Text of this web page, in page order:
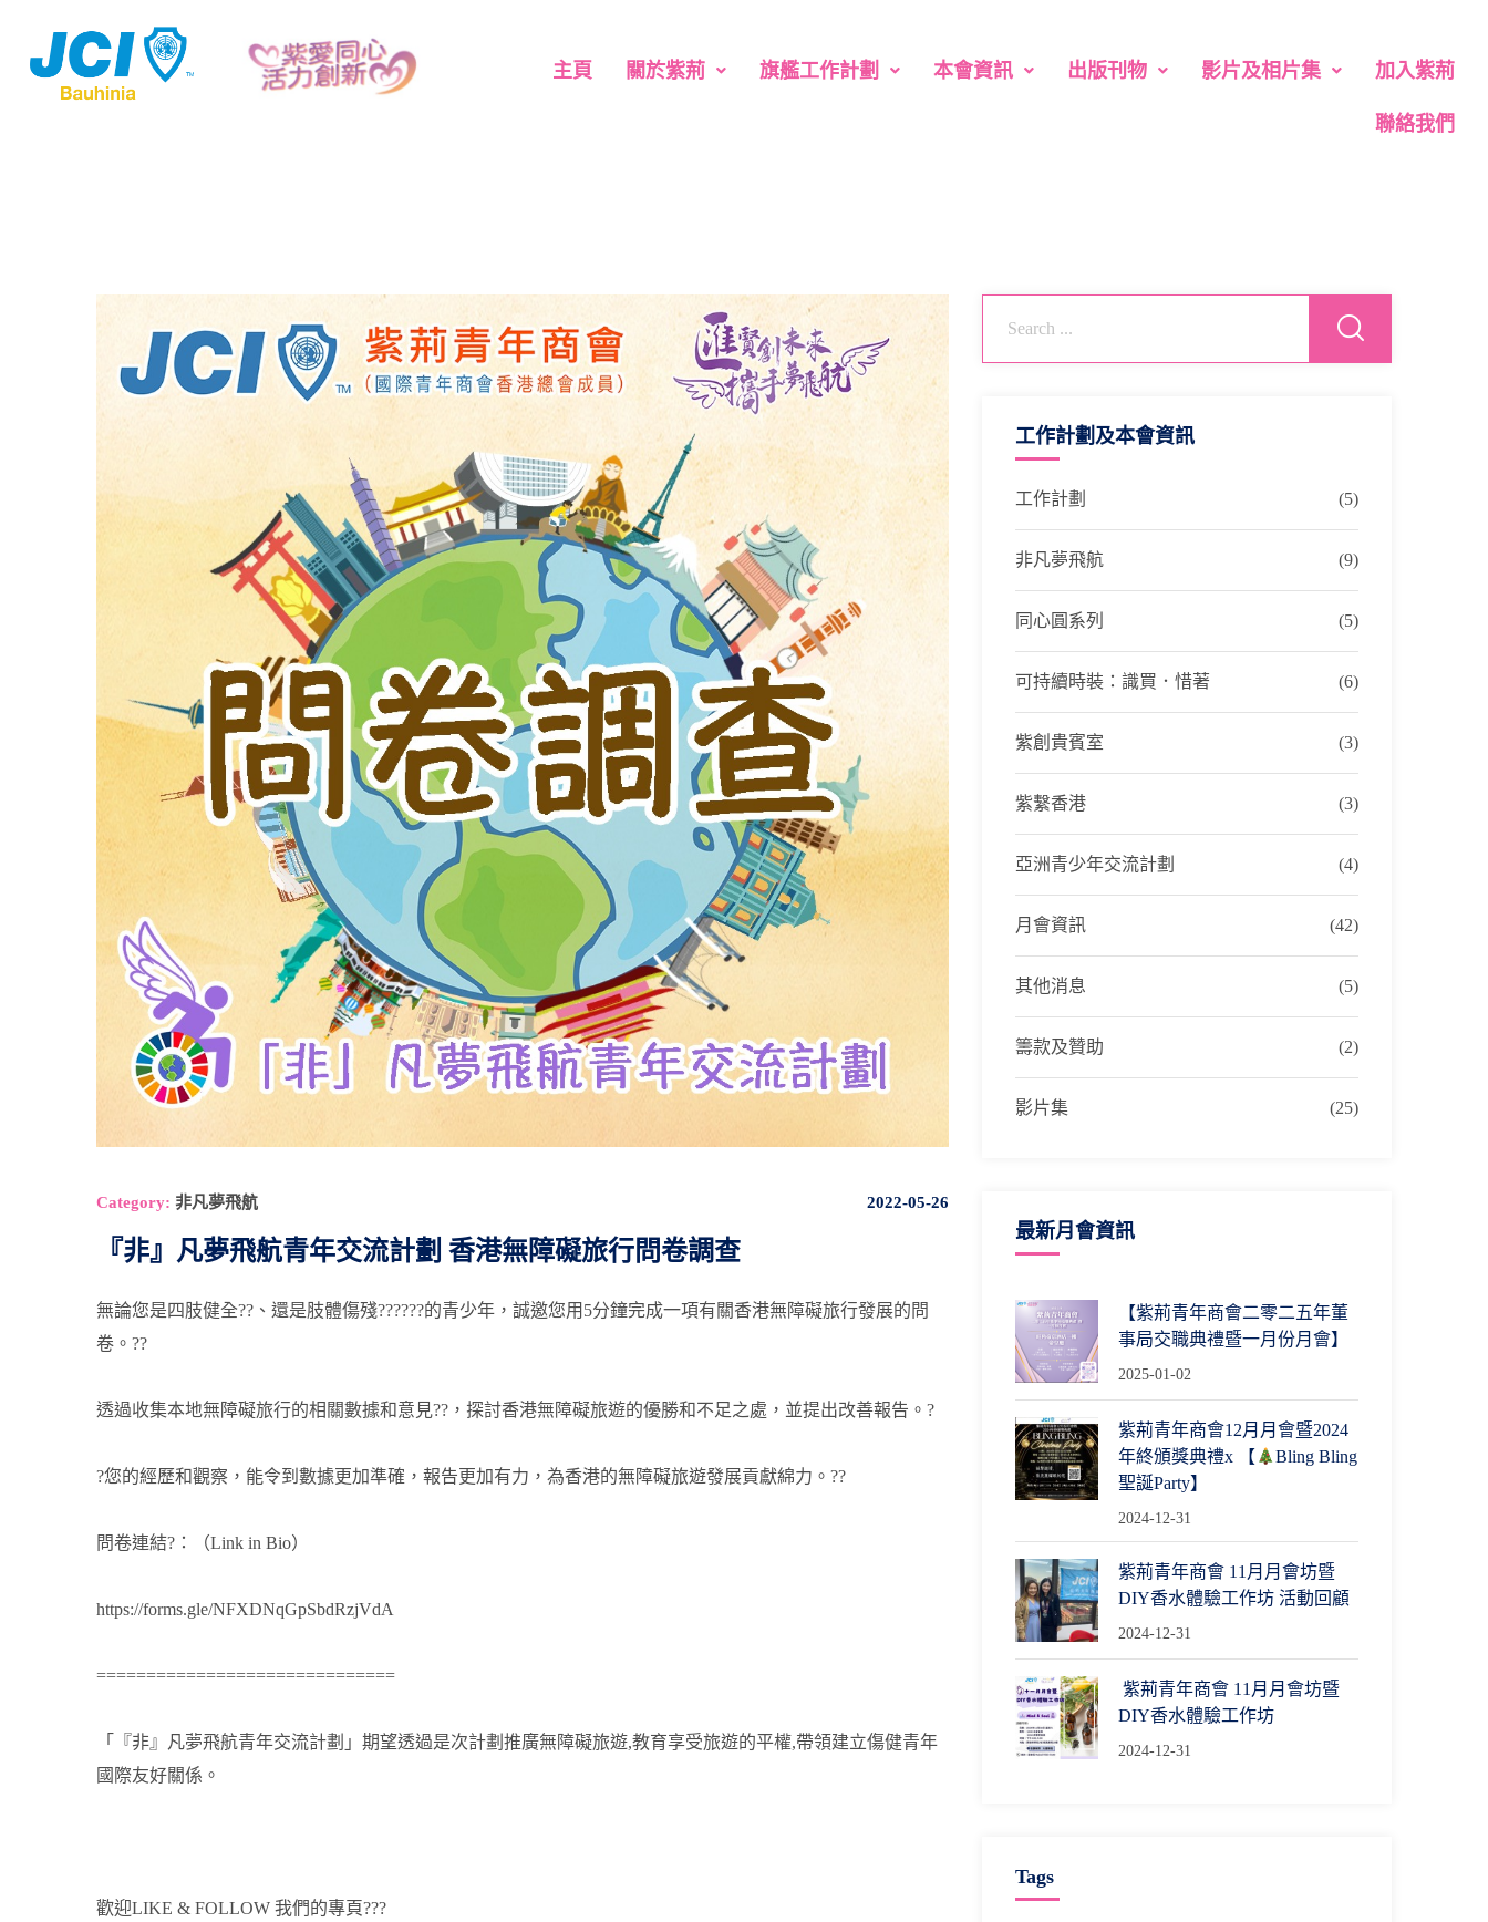
主頁 關於紫荊 旗艦工作計劃 本會資訊 出版刊物 影片及相片集 加入紫荊
聯絡我們
Category: 非凡夢飛航 2022-05-26
『非』凡夢飛航青年交流計劃 香港無障礙旅行問卷調查
無論您是四肢健全??、還是肢體傷殘??‍???‍?的青少年，誠邀您用5分鐘完成一項有關香港無障礙旅行發展的問
卷。??
透過收集本地無障礙旅行的相關數據和意見??，探討香港無障礙旅遊的優勝和不足之處，並提出改善報告。?
?您的經歷和觀察，能令到數據更加準確，報告更加有力，為香港的無障礙旅遊發展貢獻綿力。??
問卷連結?：（Link in Bio）
https://forms.gle/NFXDNqGpSbdRzjVdA
==============================
「『非』凡夢飛航青年交流計劃」期望透過是次計劃推廣無障礙旅遊,教育享受旅遊的平權,帶領建立傷健青年
國際友好關係。
歡迎LIKE & FOLLOW 我們的專頁???
工作計劃及本會資訊
工作計劃 (5)
非凡夢飛航 (9)
同心圓系列 (5)
可持續時裝：識買．惜著 (6)
紫創貴賓室 (3)
紫繫香港 (3)
亞洲青少年交流計劃 (4)
月會資訊 (42)
其他消息 (5)
籌款及贊助 (2)
影片集 (25)
最新月會資訊
【紫荊青年商會二零二五年董
事局交職典禮暨一月份月會】
2025-01-02
紫荊青年商會12月月會暨2024
年終頒獎典禮x 【
Bling Bling
聖誕Party】
2024-12-31
紫荊青年商會 11月月會坊暨
DIY香水體驗工作坊 活動回顧
2024-12-31
紫荊青年商會 11月月會坊暨
DIY香水體驗工作坊
2024-12-31
Tags